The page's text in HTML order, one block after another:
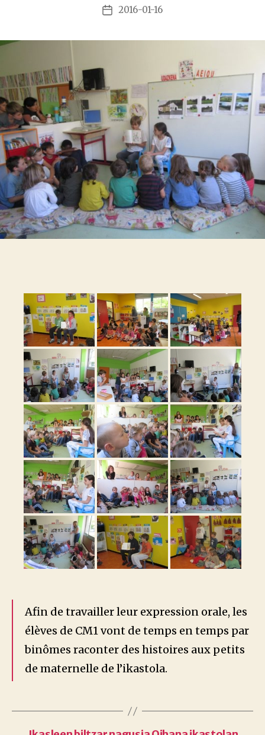
Argitalpenaren
2016-01-16
Afin de travailler leur expression orale, les
élèves de CM1 vont de temps en temps par
binômes raconter des histoires aux petits
de maternelle de l’ikastola.